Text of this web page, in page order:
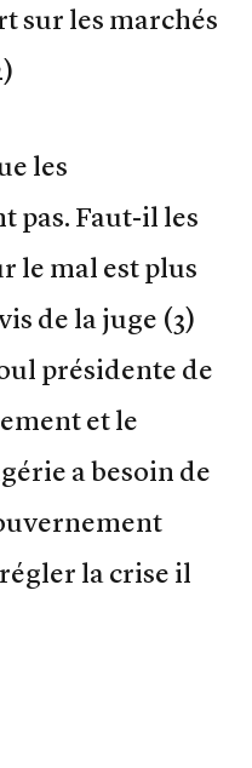
sur les marchés
les
pas. Faut-il les
le mal est plus
de la juge (3)
présidente de
et le
a besoin de
la crise il